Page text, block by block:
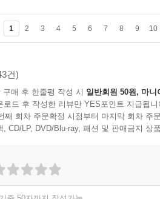
1 2 3 4 5 6 7 8 9 10
건)
구매 후 한줄평 작성 시 일반회원 50원, 마니
로드 후 작성한 리뷰만 YES포인트 지급됩니
째 회차 주문확정 시점부터 마지막 회차 주
, CD/LP, DVD/Blu-ray, 패션 및 판매금지 상